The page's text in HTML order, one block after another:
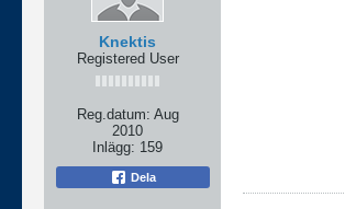
Knektis
Registered User
Reg.datum: Aug
2010
Inlägg: 159
Dela